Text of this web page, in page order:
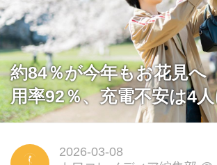
約84％が今年もお花見
用率92％、充電不安は4
2026-03-08